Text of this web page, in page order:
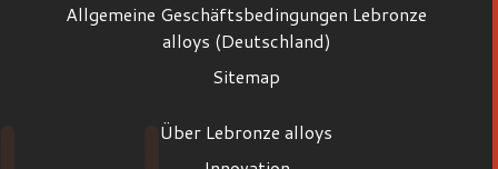
Allgemeine Geschäftsbedingungen Lebronze
alloys (Deutschland)
Sitemap
Über Lebronze alloys